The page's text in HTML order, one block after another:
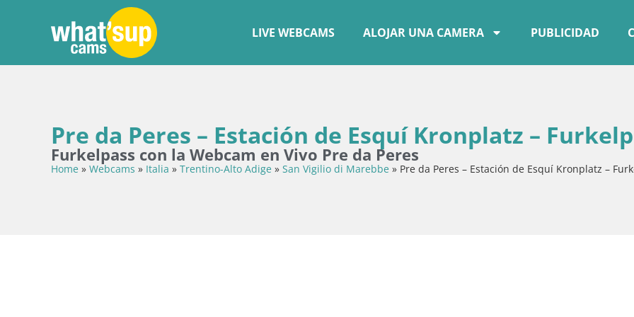
LIVE WEBCAMS ALOJAR UNA CAMERA PUBLICIDAD
Pre da Peres – Estación de Esquí Kronplatz –
Furkelpass con la Webcam en Vivo Pre da Peres
Home » Webcams » Italia » Trentino-Alto Adige » San Vigilio di Marebbe » Pre da Peres – Estación de Esquí Kronplatz –